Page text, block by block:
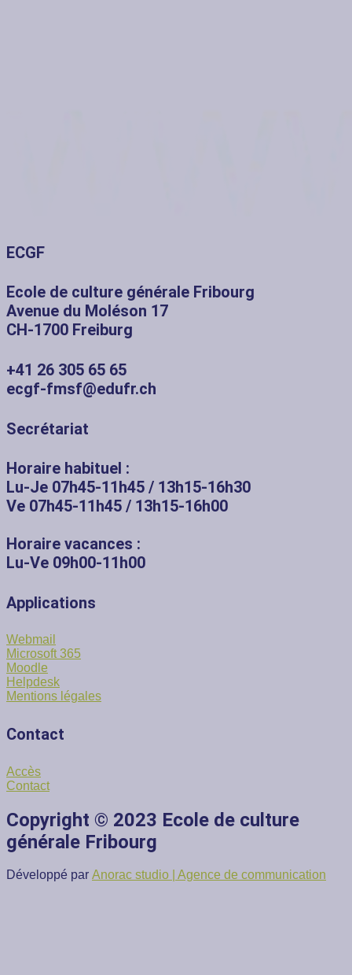
ECGF
Ecole de culture générale Fribourg
Avenue du Moléson 17
CH-1700 Freiburg
+41 26 305 65 65
ecgf-fmsf@edufr.ch
Secrétariat
Horaire habituel :
Lu-Je 07h45-11h45 / 13h15-16h30
Ve 07h45-11h45 / 13h15-16h00
Horaire vacances :
Lu-Ve 09h00-11h00
Applications
Webmail
Microsoft 365
Moodle
Helpdesk
Mentions légales
Contact
Accès
Contact
Copyright © 2023 Ecole de culture
générale Fribourg
Développé par Anorac studio | Agence de communication